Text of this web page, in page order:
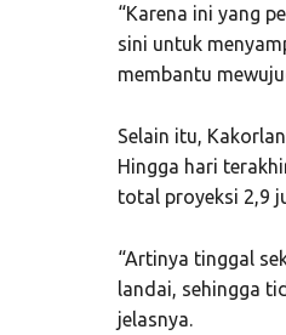
“Karena ini yang
sini untuk
membantu
Selain itu,
Hingga hari
total proyeksi 2,9
“Artinya tinggal
landai, sehingga
jelasnya.